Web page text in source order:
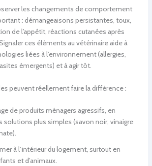
les changements de comportement
: démangeaisons persistantes, toux,
de l’appétit, réactions cutanées après
ces éléments au vétérinaire aide à
liées à l’environnement (allergies,
émergents) et à agir tôt.
peuvent réellement faire la différence :
de produits ménagers agressifs, en
solutions plus simples (savon noir, vinaigre
à l’intérieur du logement, surtout en
et d’animaux.